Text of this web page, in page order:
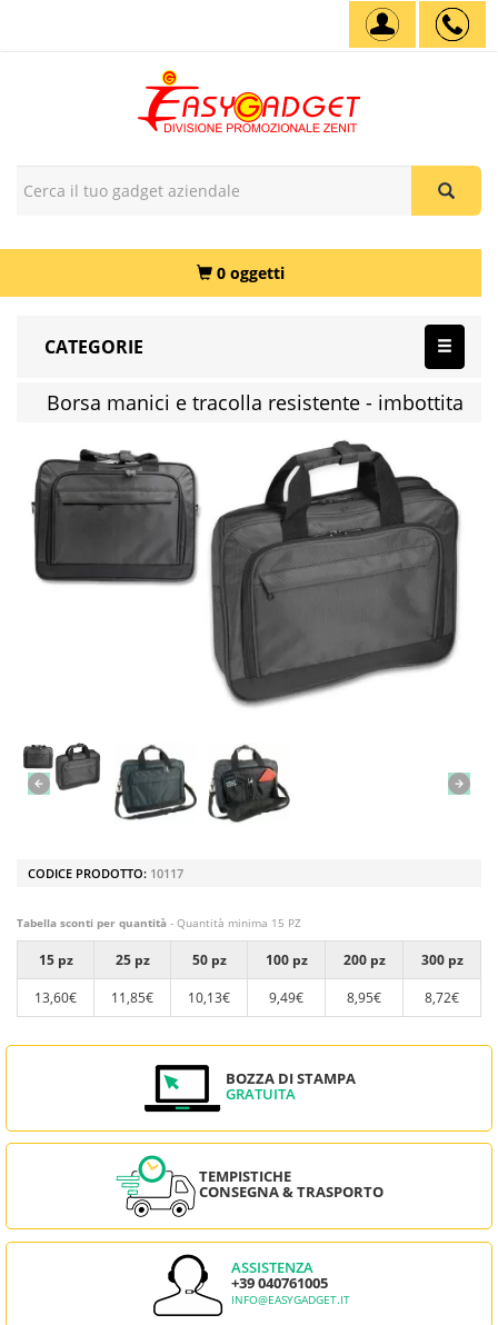
0 oggetti
CATEGORIE
Borsa manici e tracolla resistente - imbottita
CODICE PRODOTTO: 10117
Tabella sconti per quantità - Quantità minima 15 PZ
15 pz 25 pz 50 pz 100 pz 200 pz
300 pz
13,60€
11,85€ 10,13€ 9,49€ 8,95€ 8,72€
BOZZA DI STAMPA
GRATUITA
TEMPISTICHE
CONSEGNA & TRASPORTO
ASSISTENZA
+39 040761005
INFO@EASYGADGET.IT